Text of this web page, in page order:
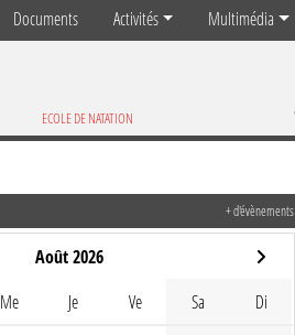
Documents Activités Multimédia
ECOLE DE NATATION
Août 2026
Me Je Ve Sa Di
+ d'évènements